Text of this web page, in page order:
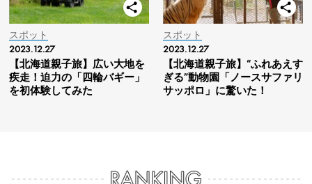
スポット
2023.12.27
【北海道親子旅】広い大地を
疾走！迫力の「四輪バギー」
を初体験してみた
スポット
2023.12.27
【北海道親子旅】“ふれあえす
ぎる”動物園「ノースサファリ
サッポロ」に驚いた！